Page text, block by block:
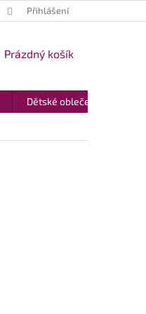
Přihlášení
NÁKUPNÍ
Prázdný košík
Dětské oblečení